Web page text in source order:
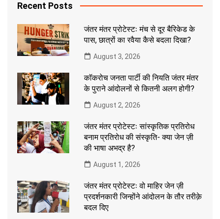
Recent Posts
जंतर मंतर प्रोटेस्टः मंच से दूर बैरिकेड के
पास, छात्रों का रवैया कैसे बदला दिखा?
August 3, 2026
कॉकरोच जनता पार्टी की नियति जंतर मंतर
के पुराने आंदोलनों से कितनी अलग होगी?
August 2, 2026
जंतर मंतर प्रोटेस्टः सांस्कृतिक प्रतिरोध
बनाम प्रतिरोध की संस्कृति- क्या जेन ज़ी
की भाषा अभद्र है?
August 1, 2026
जंतर मंतर प्रोटेस्टः वो माहिर जेन ज़ी
प्रदर्शनकारी जिन्होंने आंदोलन के तौर तरीक़े
बदल दिए